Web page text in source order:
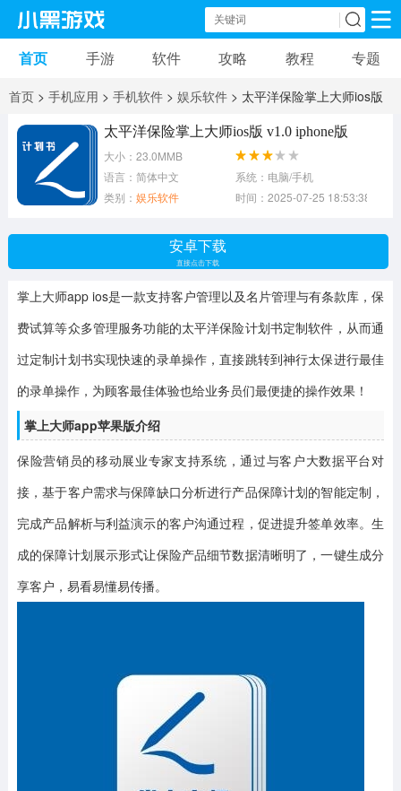
手机游戏 手机软件
安卓游戏 卡牌游戏
益智游戏 音乐游戏 传奇游戏
模拟游戏
策略游戏 文字游戏 角色扮演
首页 手游 软件 攻略 教程 专题
首页 > 手机应用 > 手机软件 > 娱乐软件 > 太平洋保险掌上大师ios版
v1.0 iphone版
太平洋保险掌上大师ios版 v1.0 iphone版
大小：23.0MMB
语言：简体中文
系统：电脑/手机
类别： 娱乐软件 时间：2025-07-25 18:53:38
安卓下载
直接点击下载
掌上大师app ios是一款支持客户管理以及名片管理与有条款库，保
费试算等众多管理服务功能的太平洋保险计划书定制软件，从而通
过定制计划书实现快速的录单操作，直接跳转到神行太保进行最佳
的录单操作，为顾客最佳体验也给业务员们最便捷的操作效果！
掌上大师app苹果版介绍
保险营销员的移动展业专家支持系统，通过与客户大数据平台对
接，基于客户需求与保障缺口分析进行产品保障计划的智能定制，
完成产品解析与利益演示的客户沟通过程，促进提升签单效率。生
成的保障计划展示形式让保险产品细节数据清晰明了，一键生成分
享客户，易看易懂易传播。